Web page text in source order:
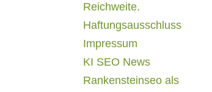
Reichweite.
Haftungsausschluss
Impressum
KI SEO News
Rankensteinseo als